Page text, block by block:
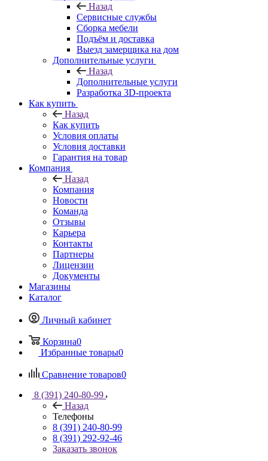
Назад
Сервисные службы
Сборка мебели
Подъём и доставка
Выезд замерщика на дом
Дополнительные услуги
Назад
Дополнительные услуги
Разработка 3D-проекта
Как купить
Назад
Как купить
Условия оплаты
Условия доставки
Гарантия на товар
Компания
Назад
Компания
Новости
Команда
Отзывы
Карьера
Контакты
Партнеры
Лицензии
Документы
Магазины
Каталог
Личный кабинет
Корзина0
Избранные товары0
Сравнение товаров0
8 (391) 240-80-99
Назад
Телефоны
8 (391) 240-80-99
8 (391) 292-92-46
Заказать звонок